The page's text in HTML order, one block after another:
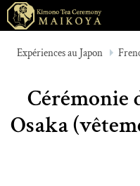
Expériences au Japon
Cérémonie
Osaka